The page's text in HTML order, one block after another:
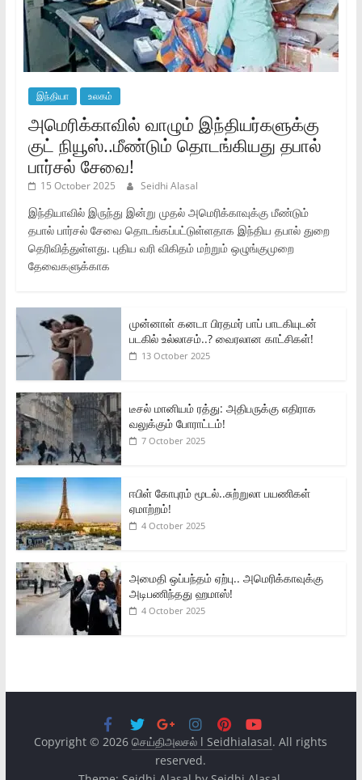
இந்தியா உலகம்
அமெரிக்காவில் வாழும் இந்தியர்களுக்கு
குட் நியூஸ்..மீண்டும் தொடங்கியது தபால்
பார்சல் சேவை!
15 October 2025 Seidhi Alasal
இந்தியாவில் இருந்து இன்று முதல் அமெரிக்காவுக்கு மீண்டும்
தபால் பார்சல் சேவை தொடங்கப்பட்டுள்ளதாக இந்திய தபால் துறை
தெரிவித்துள்ளது. புதிய வரி விகிதம் மற்றும் ஒழுங்குமுறை
தேவைகளுக்காக
முன்னாள் கனடா பிரதமர் பாப் பாடகியுடன்
படகில் உல்லாசம்..? வைரலான காட்சிகள்!
13 October 2025
டீசல் மானியம் ரத்து: அதிபருக்கு எதிராக
வலுக்கும் போராட்டம்!
7 October 2025
ஈபிள் கோபுரம் மூடல்..சுற்றுலா பயணிகள்
ஏமாற்றம்!
4 October 2025
அமைதி ஒப்பந்தம் ஏற்பு.. அமெரிக்காவுக்கு
அடிபணிந்தது ஹமாஸ்!
4 October 2025
Copyright © 2026செய்திஅலசல் l Seidhialasal. All rights
reserved.